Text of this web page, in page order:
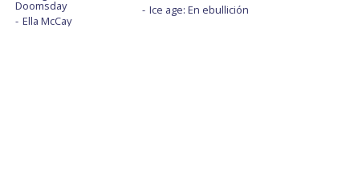
Doomsday
Ella McCay
Ice age: En ebullición